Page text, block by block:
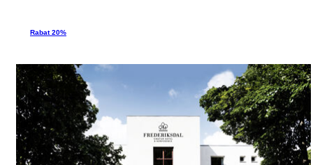
Rabat 20%